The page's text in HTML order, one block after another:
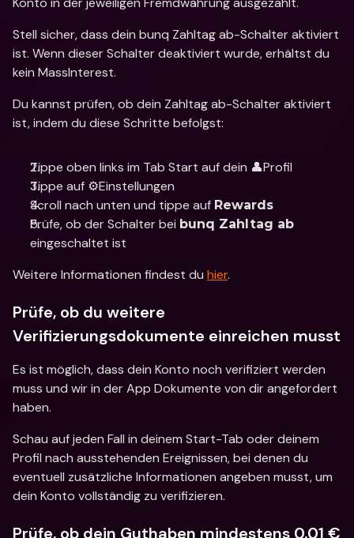
Stell sicher, dass dein bunq Zahltag ab-Schalter aktiviert
ist. Wenn dieser Schalter deaktiviert wurde, erhältst du
kein MassInterest.
Du kannst prüfen, ob dein Zahltag ab-Schalter aktiviert
ist, indem du diese Schritte befolgst:
Tippe oben links im Tab Start auf dein 👤Profil
Tippe auf ⚙️Einstellungen
Scroll nach unten und tippe auf Rewards
Prüfe, ob der Schalter bei bunq Zahltag ab
eingeschaltet ist
Weitere Informationen findest du hier.
Prüfe, ob du weitere
Verifizierungsdokumente einreichen musst
Es ist möglich, dass dein Konto noch verifiziert werden
muss und wir in der App Dokumente von dir angefordert
haben.
Schau auf jeden Fall in deinem Start-Tab oder deinem
Profil nach ausstehenden Ereignissen, bei denen du
eventuell zusätzliche Informationen angeben musst, um
dein Konto vollständig zu verifizieren.
Prüfe, ob dein Guthaben mindestens 0,01 €